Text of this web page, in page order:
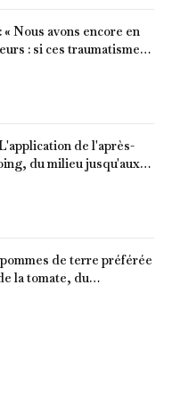
Nous avons encore en
: si ces traumatismes
à nous affecter dans
de l'après-
du milieu jusqu'aux
cheveux délicats et
de terre préférée
la tomate, du